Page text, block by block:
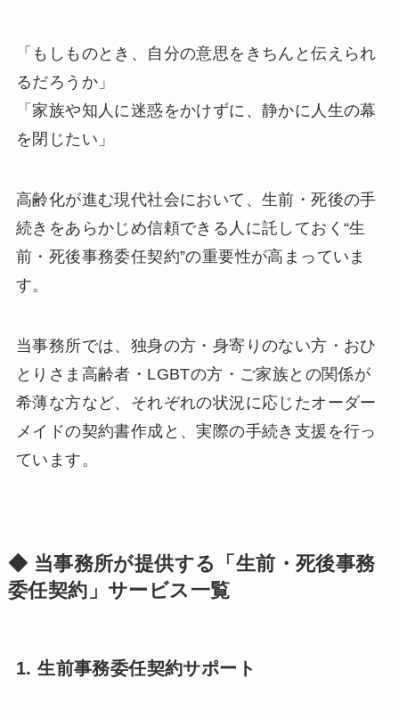
「もしものとき、自分の意思をきちんと伝えられ
るだろうか」
「家族や知人に迷惑をかけずに、静かに人生の幕
を閉じたい」
高齢化が進む現代社会において、生前・死後の手
続きをあらかじめ信頼できる人に託しておく“生
前・死後事務委任契約”の重要性が高まっていま
す。
当事務所では、独身の方・身寄りのない方・おひ
とりさま高齢者・LGBTの方・ご家族との関係が
希薄な方など、それぞれの状況に応じたオーダー
メイドの契約書作成と、実際の手続き支援を行っ
ています。
◆ 当事務所が提供する「生前・死後事務
委任契約」サービス一覧
1. 生前事務委任契約サポート